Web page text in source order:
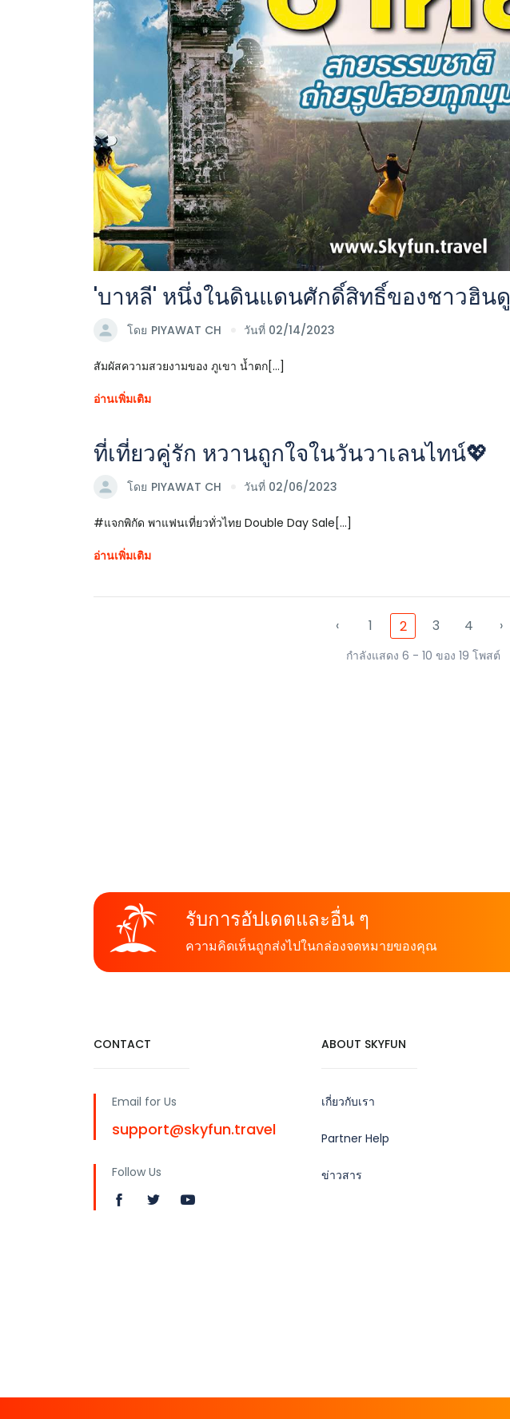
'บาหลี' หนึ่งในดินแดนศักดิ์สิทธิ์ของชาวฮินดู
โดย PIYAWAT CH วันที่ 02/14/2023
สัมผัสความสวยงามของ ภูเขา น้ำตก[...]
อ่านเพิ่มเติม
ที่เที่ยวคู่รัก หวานถูกใจในวันวาเลนไทน์💖
โดย PIYAWAT CH วันที่ 02/06/2023
#แจกพิกัด พาแฟนเที่ยวทั่วไทย Double Day Sale[...]
อ่านเพิ่มเติม
‹ 1 2 3 4 ›
กำลังแสดง 6 - 10 ของ 19 โพสต์
รับการอัปเดตและอื่น ๆ
ความคิดเห็นถูกส่งไปในกล่องจดหมายของคุณ
CONTACT
Email for Us
support@skyfun.travel
Follow Us
ABOUT SKYFUN
เกี่ยวกับเรา
Partner Help
ข่าวสาร